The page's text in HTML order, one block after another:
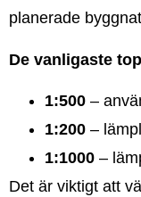
planerade
De vanligaste
1:500 –
1:200 –
1:1000 –
Det är viktigt att